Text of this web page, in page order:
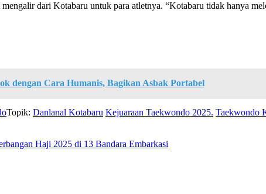
dari Kotabaru untuk para atletnya. “Kotabaru tidak hanya
dengan Cara Humanis, Bagikan Asbak Portabel
Topik: Danlanal Kotabaru Kejuaraan Taekwondo 2025. Taekwondo
Haji 2025 di 13 Bandara Embarkasi